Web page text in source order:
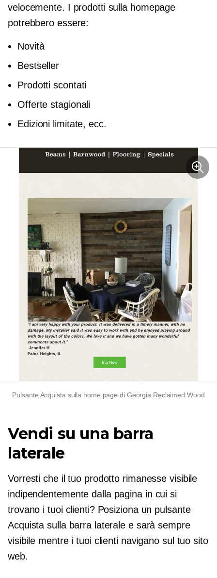
velocemente. I prodotti sulla homepage
potrebbero essere:
Novità
Bestseller
Prodotti scontati
Offerte stagionali
Edizioni limitate, ecc.
Pulsante Acquista sulla home page di Georgia Reclaimed Wood
Vendi su una barra
laterale
Vorresti che il tuo prodotto rimanesse visibile
indipendentemente dalla pagina in cui si
trovano i tuoi clienti? Posiziona un pulsante
Acquista sulla barra laterale e sarà sempre
visibile mentre i tuoi clienti navigano sul tuo sito
web.